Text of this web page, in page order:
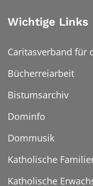
Wichtige Links
Caritasverband für
Bücherreiarbeit
Bistumsarchiv
Dominfo
Dommusik
Katholische
Katholische